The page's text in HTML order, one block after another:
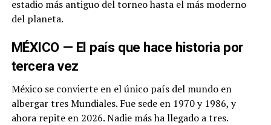
estadio más antiguo del torneo hasta el más moderno
del planeta.
MÉXICO — El país que hace historia por
tercera vez
México se convierte en el único país del mundo en
albergar tres Mundiales. Fue sede en 1970 y 1986, y
ahora repite en 2026. Nadie más ha llegado a tres.